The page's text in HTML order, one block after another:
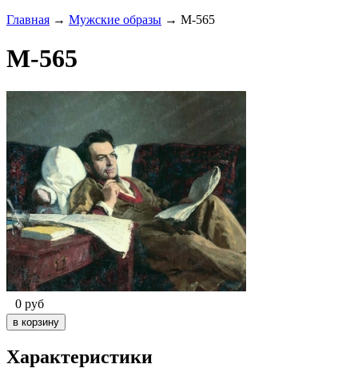
Главная → Мужские образы → M-565
M-565
0 руб
Характеристики